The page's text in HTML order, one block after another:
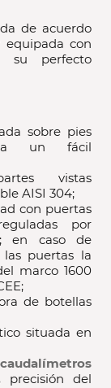
de acuerdo
equipada con
su perfecto
sobre pies
un fácil
vistas
AISI 304;
con puertas
por
en caso de
puertas la
marco 1600
de botellas
situada en
precisión del